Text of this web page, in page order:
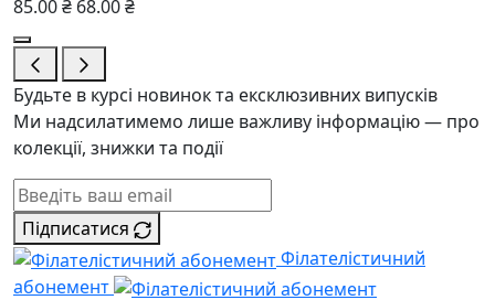
85.00 ₴ 68.00 ₴
Будьте в курсі новинок та ексклюзивних випусків
Ми надсилатимемо лише важливу інформацію — про
колекції, знижки та події
Підписатися
Філателістичний
абонемент